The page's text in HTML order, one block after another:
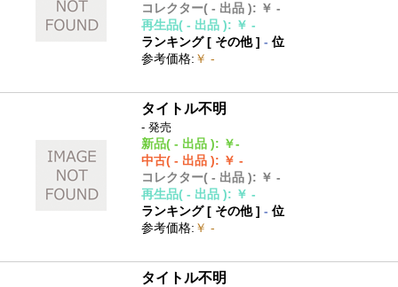
コレクター( - 出品 ): ￥ -
再生品( - 出品 ): ￥ -
ランキング [ その他]- 位
参考価格: ￥ -
タイトル不明
- 発売
新品( - 出品 ): ￥-
中古( - 出品 ): ￥ -
コレクター( - 出品 ): ￥ -
再生品( - 出品 ): ￥ -
ランキング [ その他]- 位
参考価格: ￥ -
タイトル不明